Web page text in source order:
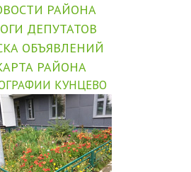
РАЙОНА
ДЕПУТАТОВ
ОБЪЯВЛЕНИЙ
РАЙОНА
КУНЦЕВО